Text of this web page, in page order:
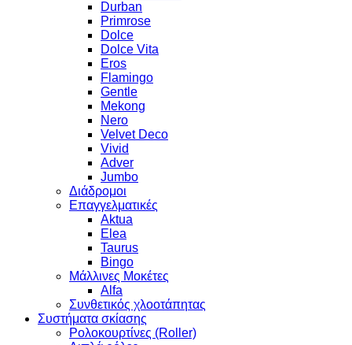
Durban
Primrose
Dolce
Dolce Vita
Eros
Flamingo
Gentle
Mekong
Nero
Velvet Deco
Vivid
Adver
Jumbo
Διάδρομοι
Επαγγελματικές
Aktua
Elea
Taurus
Bingo
Μάλλινες Μοκέτες
Alfa
Συνθετικός χλοοτάπητας
Συστήματα σκίασης
Ρολοκουρτίνες (Roller)